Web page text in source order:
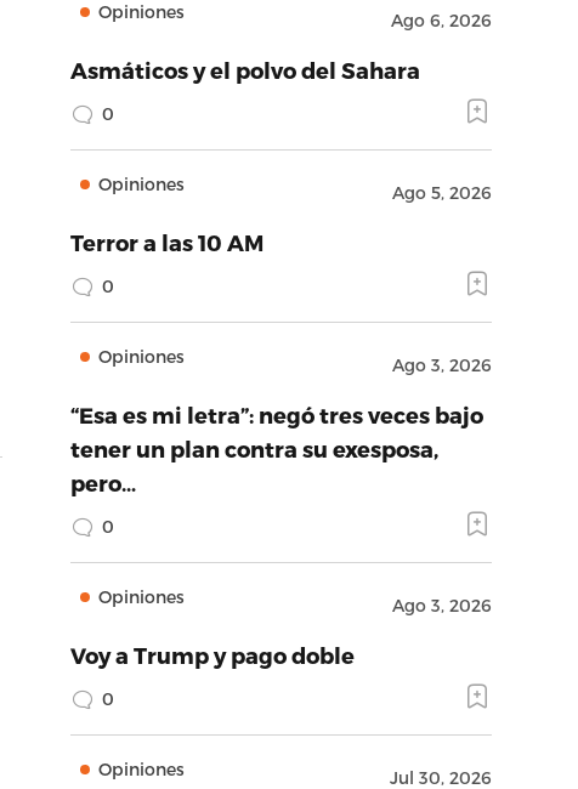
Opiniones Ago 6, 2026
Asmáticos y el polvo del Sahara
0
Opiniones Ago 5, 2026
Terror a las 10 AM
0
Opiniones Ago 3, 2026
“Esa es mi letra”: negó tres veces bajo
tener un plan contra su exesposa,
pero…
0
Opiniones Ago 3, 2026
Voy a Trump y pago doble
0
Opiniones Jul 30, 2026